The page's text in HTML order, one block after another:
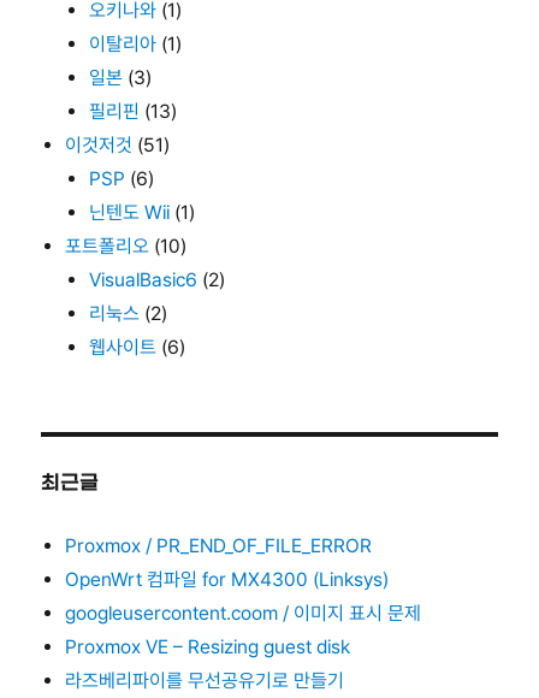
오키나와 (1)
이탈리아 (1)
일본 (3)
필리핀 (13)
이것저것 (51)
PSP (6)
닌텐도 Wii (1)
포트폴리오 (10)
VisualBasic6 (2)
리눅스 (2)
웹사이트 (6)
최근글
Proxmox / PR_END_OF_FILE_ERROR
OpenWrt 컴파일 for MX4300 (Linksys)
googleusercontent.coom / 이미지 표시 문제
Proxmox VE – Resizing guest disk
라즈베리파이를 무선공유기로 만들기